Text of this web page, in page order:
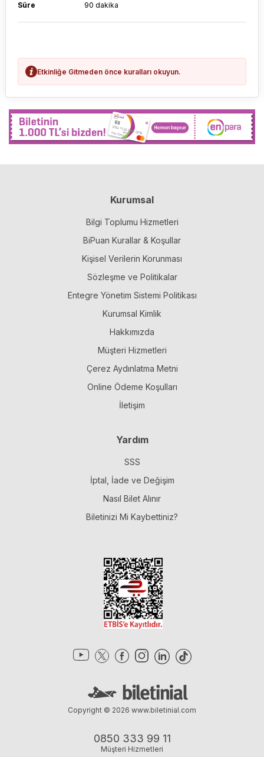
Süre
90 dakika
Etkinliğe Gitmeden önce kuralları okuyun.
Kurumsal
Bilgi Toplumu Hizmetleri
BiPuan Kurallar & Koşullar
Kişisel Verilerin Korunması
Sözleşme ve Politikalar
Entegre Yönetim Sistemi Politikası
Kurumsal Kimlik
Hakkımızda
Müşteri Hizmetleri
Çerez Aydınlatma Metni
Online Ödeme Koşulları
İletişim
Yardım
SSS
İptal, İade ve Değişim
Nasıl Bilet Alınır
Biletinizi Mi Kaybettiniz?
0850 333 99 11
Müşteri Hizmetleri
Copyright © 2026 www.biletinial.com